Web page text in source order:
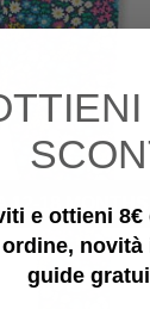
12-18 MONTHS
e ottieni
novità
guide